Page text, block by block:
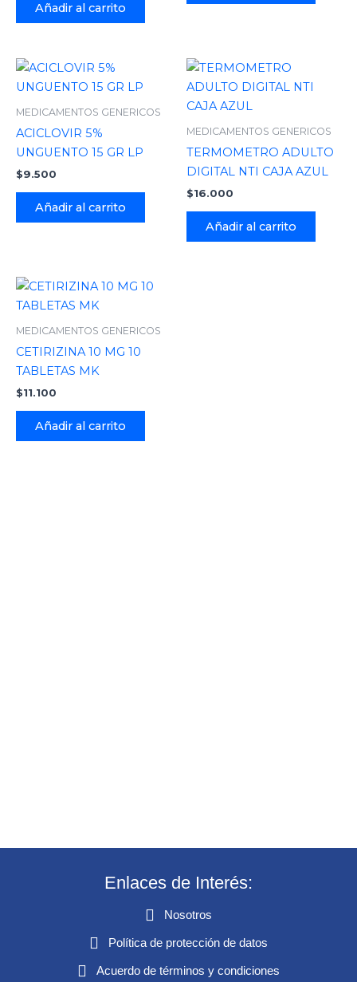
Añadir al carrito
MEDICAMENTOS GENERICOS
ACICLOVIR 5%
UNGUENTO 15 GR LP
$9.500
Añadir al carrito
MEDICAMENTOS GENERICOS
TERMOMETRO ADULTO
DIGITAL NTI CAJA AZUL
$16.000
Añadir al carrito
MEDICAMENTOS GENERICOS
CETIRIZINA 10 MG 10
TABLETAS MK
$11.100
Añadir al carrito
Enlaces de Interés:
Nosotros
Política de protección de datos
Acuerdo de términos y condiciones